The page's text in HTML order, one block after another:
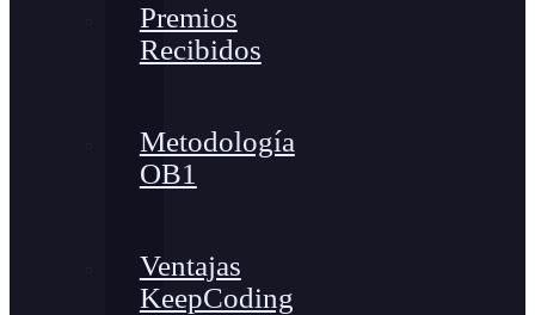
Premios
Recibidos
Metodología
OB1
Ventajas
KeepCoding